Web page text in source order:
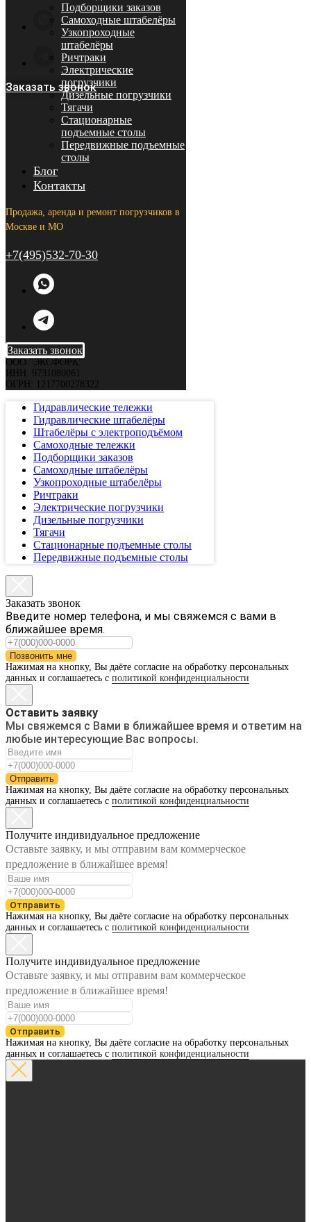
Заказать звонок
Подборщики заказов
Самоходные штабелёры
Узкопроходные
штабелёры
Ричтраки
Электрические
погрузчики
Дизельные погрузчики
Тягачи
Стационарные
подъемные столы
Передвижные подъемные
столы
Блог
Контакты
Продажа, аренда и ремонт погрузчиков в
Москве и МО
+7(495)532-70-30
Заказать звонок
ООО "ЭКСФОРК"
ИНН: 9731080061
ОГРН: 1217700278322
Гидравлические тележки
Гидравлические штабелёры
Штабелёры с электроподъёмом
Самоходные тележки
Подборщики заказов
Самоходные штабелёры
Узкопроходные штабелёры
Ричтраки
Электрические погрузчики
Дизельные погрузчики
Тягачи
Стационарные подъемные столы
Передвижные подъемные столы
Заказать звонок
Введите номер телефона, и мы свяжемся с вами в
ближайшее время.
Позвонить мне
Нажимая на кнопку, Вы даёте согласие на обработку персональных
данных и соглашаетесь с политикой конфиденциальности
Оставить заявку
Мы свяжемся с Вами в ближайшее время и ответим на
любые интересующие Вас вопросы.
Отправить
Нажимая на кнопку, Вы даёте согласие на обработку персональных
данных и соглашаетесь с политикой конфиденциальности
Получите индивидуальное предложение
Оставьте заявку, и мы отправим вам коммерческое
предложение в ближайшее время!
Отправить
Нажимая на кнопку, Вы даёте согласие на обработку персональных
данных и соглашаетесь с политикой конфиденциальности
Получите индивидуальное предложение
Оставьте заявку, и мы отправим вам коммерческое
предложение в ближайшее время!
Отправить
Нажимая на кнопку, Вы даёте согласие на обработку персональных
данных и соглашаетесь с политикой конфиденциальности